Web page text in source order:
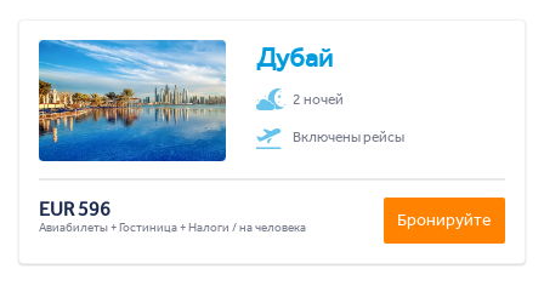
Дубай
2 ночей
Включены рейсы
EUR 596
Авиабилеты + Гостиница + Налоги / на человека Бронируйте